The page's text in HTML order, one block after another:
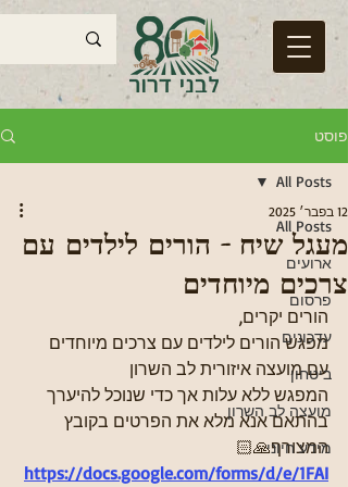
פוסט
All Posts
ארועים
פרסום
עדכונים
ביטחון
מועצה לב השרון
מידע חיוני
All Posts
מעגל שיח - הורים לילדים עם
צרכים מיוחדים
12 בפבר׳ 2025
הורים יקרים,
מפגש הורים לילדים עם צרכים מיוחדים
עם מועצה איזורית לב השרון
המפגש ללא עלות אך כדי שנוכל להיערך
בהתאם אנא מלא את הפרטים בקובץ
המצורף🙏🏻
https://docs.google.com/forms/d/e/1FAI